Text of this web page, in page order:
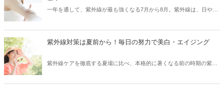
一年を通して、紫外線が最も強くなる7月から8月。紫外線は、日や
け止めを正しく使えていないと、肌は無防備な状態と同じなんです！
紫外線対策は夏前から！毎日の努力で美白・エイジング
紫外線ケアを徹底する夏場に比べ、本格的に暑くなる前の時期の紫外